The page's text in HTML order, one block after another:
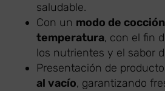
saludable.
Con un modo de
temperatura, con el fin
los nutrientes y el sabor
Presentación de
al vacío, garantizando